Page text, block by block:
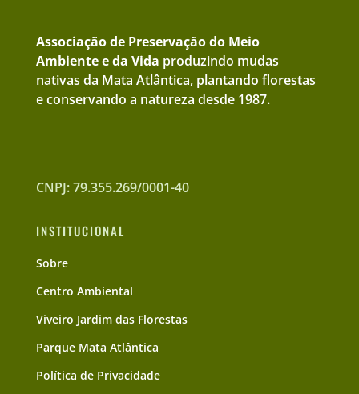
Associação de Preservação do Meio
Ambiente e da Vida produzindo mudas
nativas da Mata Atlântica, plantando florestas
e conservando a natureza desde 1987.
CNPJ: 79.355.269/0001-40
INSTITUCIONAL
Sobre
Centro Ambiental
Viveiro Jardim das Florestas
Parque Mata Atlântica
Política de Privacidade